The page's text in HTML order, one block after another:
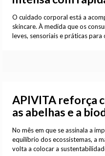
O cuidado corporal está a
skincare. À medida que os
leves, sensoriais e práticas para
APIVITA reforça
as abelhas e a
No mês em que se assinala a
equilíbrio dos ecossistemas, a
volta a colocar a